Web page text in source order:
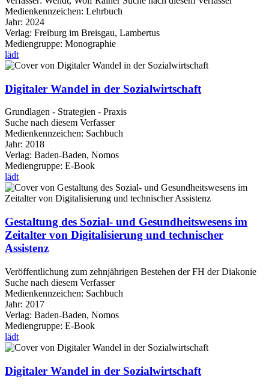
Medienkennzeichen: Lehrbuch
Jahr: 2024
Verlag: Freiburg im Breisgau, Lambertus
Mediengruppe: Monographie
lädt
Digitaler Wandel in der Sozialwirtschaft
Grundlagen - Strategien - Praxis
Suche nach diesem Verfasser
Medienkennzeichen: Sachbuch
Jahr: 2018
Verlag: Baden-Baden, Nomos
Mediengruppe: E-Book
lädt
Gestaltung des Sozial- und Gesundheitswesens im
Zeitalter von Digitalisierung und technischer
Assistenz
Veröffentlichung zum zehnjährigen Bestehen der FH der Diakonie
Suche nach diesem Verfasser
Medienkennzeichen: Sachbuch
Jahr: 2017
Verlag: Baden-Baden, Nomos
Mediengruppe: E-Book
lädt
Digitaler Wandel in der Sozialwirtschaft